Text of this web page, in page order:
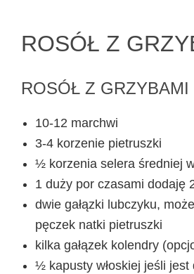
ROSÓŁ Z
ROSÓŁ Z GRZYBAMI
10-12 marchwi
3-4 korzenie pietruszki
½ korzenia selera średniej
1 duży por czasami dodaję
dwie gałązki lubczyku,
pęczek natki pietruszki
kilka gałązek kolendry
½ kapusty włoskiej jeśli jest